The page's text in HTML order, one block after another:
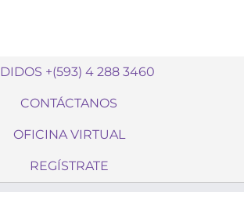
+(593) 4 288 3460
CONTÁCTANOS
OFICINA VIRTUAL
REGÍSTRATE